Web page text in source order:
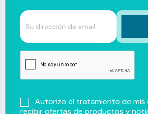
Autorizo el tratamiento de mis
recibir ofertas de productos y